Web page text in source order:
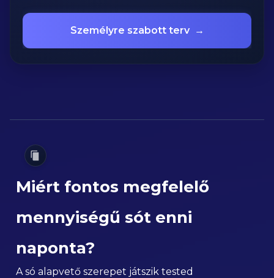
Személyre szabott terv →
Miért fontos megfelelő
mennyiségű sót enni
naponta?
A só alapvető szerepet játszik tested